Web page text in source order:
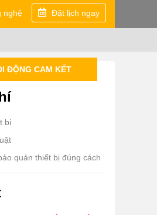
nghệ Đặt lịch ngay
ĐỘNG CAM KẾT
bị
quản thiết bị đúng cách